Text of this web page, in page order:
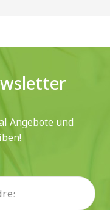
Angebote und